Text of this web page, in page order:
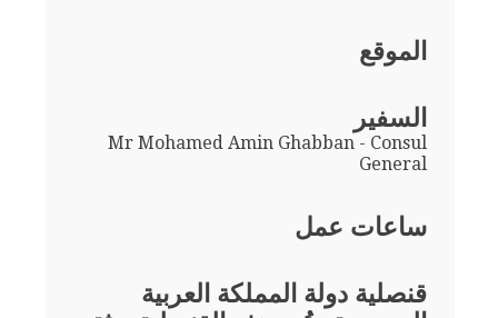
الموقع
السفير
Mr Mohamed Amin Ghabban - Consul
General
ساعات عمل
قنصلية دولة المملكة العربية